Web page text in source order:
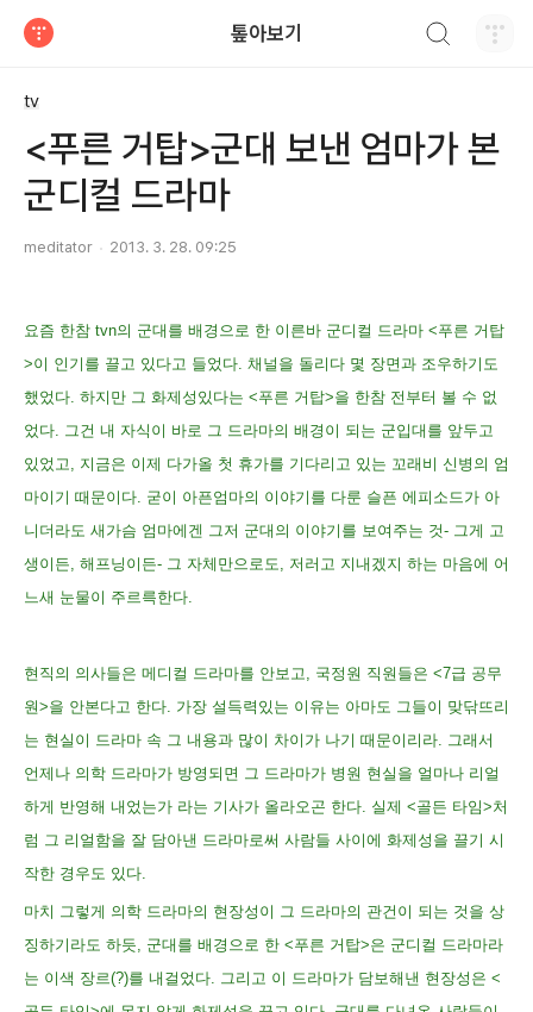
톺아보기
tv
<푸른 거탑>군대 보낸 엄마가 본
군디컬 드라마
meditator 2013. 3. 28. 09:25
요즘 한참 tvn의 군대를 배경으로 한 이른바 군디컬 드라마 <푸른 거탑
>이 인기를 끌고 있다고 들었다. 채널을 돌리다 몇 장면과 조우하기도
했었다. 하지만 그 화제성있다는 <푸른 거탑>을 한참 전부터 볼 수 없
었다. 그건 내 자식이 바로 그 드라마의 배경이 되는 군입대를 앞두고
있었고, 지금은 이제 다가올 첫 휴가를 기다리고 있는 꼬래비 신병의 엄
마이기 때문이다. 굳이 아픈엄마의 이야기를 다룬 슬픈 에피소드가 아
니더라도 새가슴 엄마에겐 그저 군대의 이야기를 보여주는 것- 그게 고
생이든, 해프닝이든- 그 자체만으로도, 저러고 지내겠지 하는 마음에 어
느새 눈물이 주르륵한다.
현직의 의사들은 메디컬 드라마를 안보고, 국정원 직원들은 <7급 공무
원>을 안본다고 한다. 가장 설득력있는 이유는 아마도 그들이 맞닦뜨리
는 현실이 드라마 속 그 내용과 많이 차이가 나기 때문이리라. 그래서
언제나 의학 드라마가 방영되면 그 드라마가 병원 현실을 얼마나 리얼
하게 반영해 내었는가 라는 기사가 올라오곤 한다. 실제 <골든 타임>처
럼 그 리얼함을 잘 담아낸 드라마로써 사람들 사이에 화제성을 끌기 시
작한 경우도 있다.
마치 그렇게 의학 드라마의 현장성이 그 드라마의 관건이 되는 것을 상
징하기라도 하듯, 군대를 배경으로 한 <푸른 거탑>은 군디컬 드라마라
는 이색 장르(?)를 내걸었다. 그리고 이 드라마가 담보해낸 현장성은 <